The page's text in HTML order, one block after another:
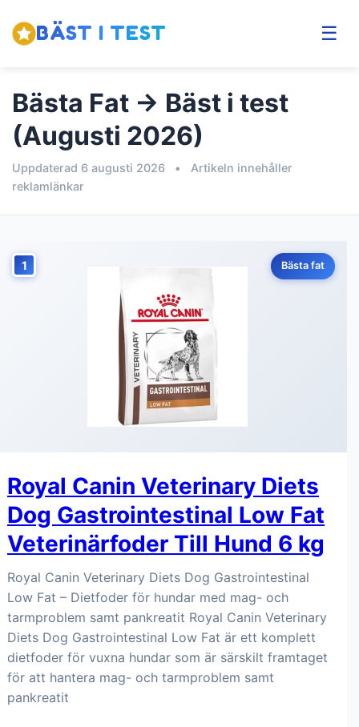
BÄST I TEST ☰
Bästa Fat → Bäst i test
(Augusti 2026)
Uppdaterad 6 augusti 2026 •
Artikeln innehåller
reklamlänkar
1 Bästa fat
Royal Canin Veterinary Diets
Dog Gastrointestinal Low Fat
Veterinärfoder Till Hund 6 kg
Royal Canin Veterinary Diets Dog Gastrointestinal
Low Fat – Dietfoder för hundar med mag- och
tarmproblem samt pankreatit Royal Canin Veterinary
Diets Dog Gastrointestinal Low Fat är ett komplett
dietfoder för vuxna hundar som är särskilt framtaget
för att hantera mag- och tarmproblem samt
pankreatit